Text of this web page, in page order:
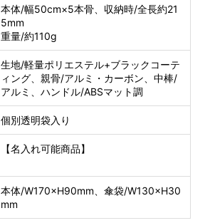
本体/幅50cm×5本骨、収納時/全長約21
5mm
重量/約110g
生地/軽量ポリエステル+ブラックコーテ
ィング、親骨/アルミ・カーボン、中棒/
アルミ、ハンドル/ABSマット調
個別透明袋入り
【名入れ可能商品】
本体/W170×H90mm、傘袋/W130×H30
mm